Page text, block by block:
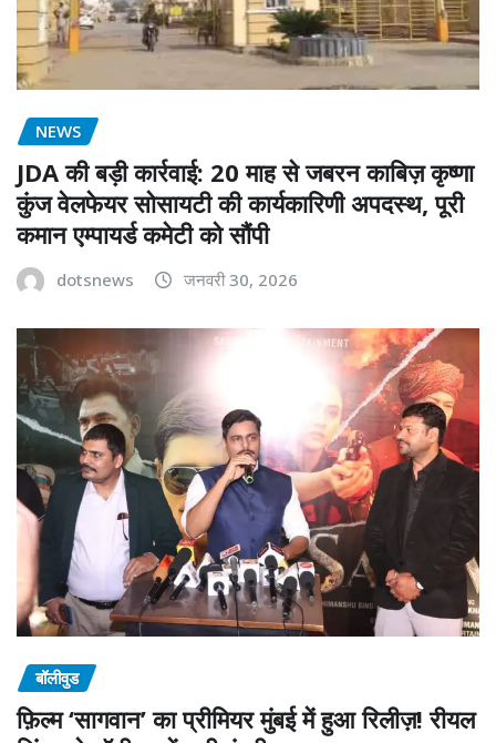
NEWS
JDA की बड़ी कार्रवाई: 20 माह से जबरन काबिज़ कृष्णा
कुंज वेलफेयर सोसायटी की कार्यकारिणी अपदस्थ, पूरी
कमान एम्पायर्ड कमेटी को सौंपी
dotsnews जनवरी 30, 2026
बॉलीवुड
फ़िल्म ‘सागवान’ का प्रीमियर मुंबई में हुआ रिलीज़! रीयल